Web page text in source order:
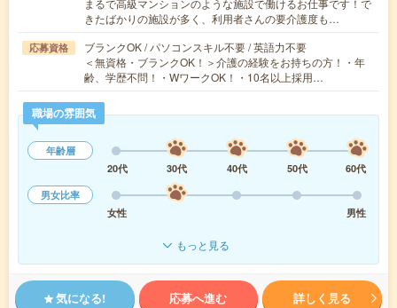
まるで高級マンションのような施設で働けるお仕事です！で
きたばかりの施設が多く、利用者さんの要介護度も…
応募資格
ブランクOK / パソコンスキル不要 / 英語力不要
＜無資格・ブランクOK！＞介護の経験をお持ちの方！・年
齢、学歴不問！・WワークOK！・10名以上採用…
職場の雰囲気
年齢層
20代
30代 40代 50代
60代
男女比率
女性
男性
もっと見る
気になる! 応募へ進む 詳しく見る